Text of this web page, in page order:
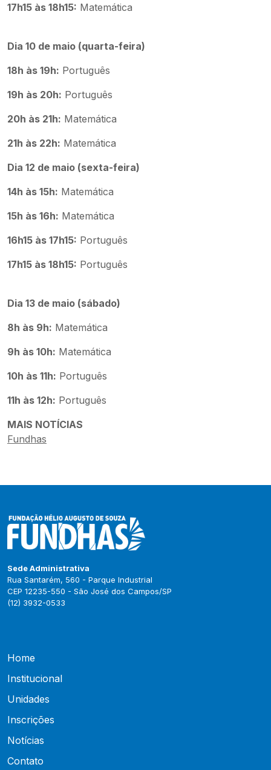
17h15 às 18h15: Matemática
Dia 10 de maio (quarta-feira)
18h às 19h: Português
19h às 20h: Português
20h às 21h: Matemática
21h às 22h: Matemática
Dia 12 de maio (sexta-feira)
14h às 15h: Matemática
15h às 16h: Matemática
16h15 às 17h15: Português
17h15 às 18h15: Português
Dia 13 de maio (sábado)
8h às 9h: Matemática
9h às 10h: Matemática
10h às 11h: Português
11h às 12h: Português
MAIS NOTÍCIAS
Fundhas
Sede Administrativa
Rua Santarém, 560 - Parque Industrial
CEP 12235-550 - São José dos Campos/SP
(12) 3932-0533
Home
Institucional
Unidades
Inscrições
Notícias
Contato